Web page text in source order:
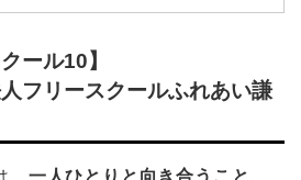
ール10】
フリースクールふれあい謙
一人ひとりと向き合うこと、